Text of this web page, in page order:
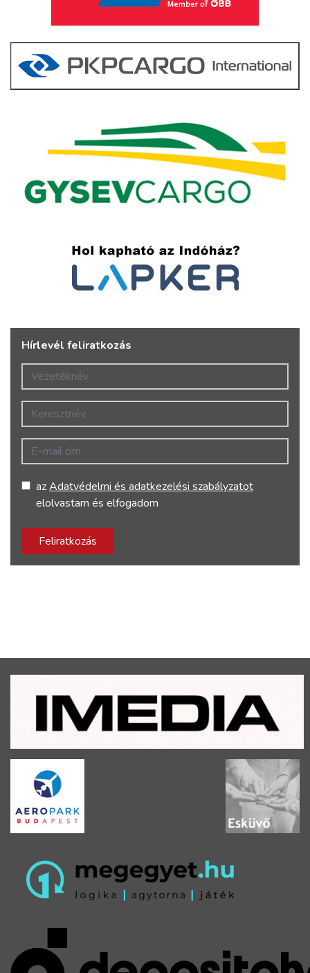
Hírlevél feliratkozás
Vezetéknév
Keresztnév
E-mail cím
azAdatvédelmi és adatkezelési szabályzatot
elolvastam és elfogadom
Feliratkozás